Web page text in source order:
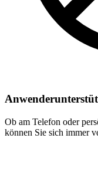
Ob am Telefon oder
können Sie sich immer